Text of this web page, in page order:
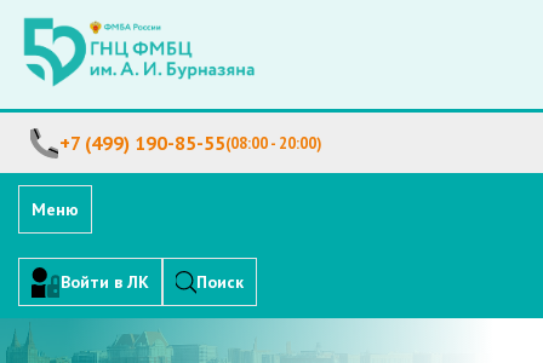
+7 (499) 190-85-55(08:00 - 20:00)
Меню
Войти в ЛК Поиск